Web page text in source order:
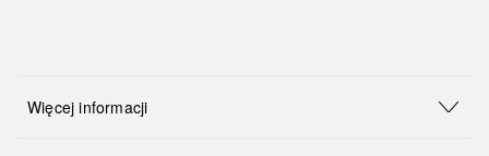
Więcej informacji